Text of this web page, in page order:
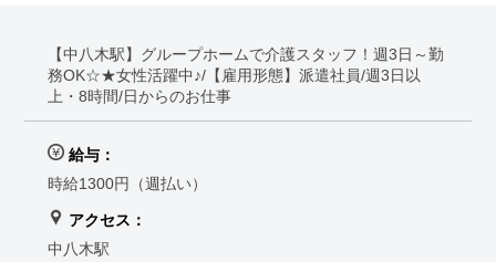
【中八木駅】グループホームで介護スタッフ！週3日～勤
務OK☆★女性活躍中♪/【雇用形態】派遣社員/週3日以
上・8時間/日からのお仕事
給与：
時給1300円（週払い）
アクセス：
中八木駅